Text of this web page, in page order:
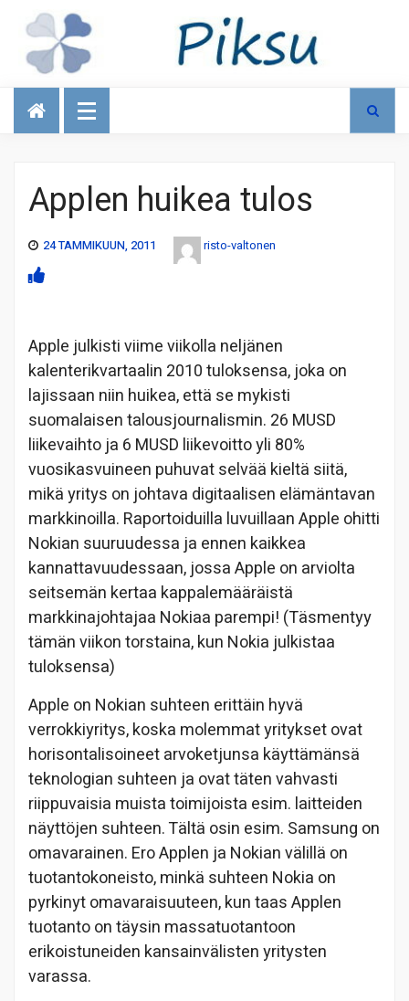
Talous
Applen huikea tulos
24 TAMMIKUUN, 2011 risto-valtonen
Apple julkisti viime viikolla neljänen
kalenterikvartaalin 2010 tuloksensa, joka on
lajissaan niin huikea, että se mykisti
suomalaisen talousjournalismin. 26 MUSD
liikevaihto ja 6 MUSD liikevoitto yli 80%
vuosikasvuineen puhuvat selvää kieltä siitä,
mikä yritys on johtava digitaalisen elämäntavan
markkinoilla. Raportoiduilla luvuillaan Apple ohitti
Nokian suuruudessa ja ennen kaikkea
kannattavuudessaan, jossa Apple on arviolta
seitsemän kertaa kappalemääräistä
markkinajohtajaa Nokiaa parempi! (Täsmentyy
tämän viikon torstaina, kun Nokia julkistaa
tuloksensa)
Apple on Nokian suhteen erittäin hyvä
verrokkiyritys, koska molemmat yritykset ovat
horisontalisoineet arvoketjunsa käyttämänsä
teknologian suhteen ja ovat täten vahvasti
riippuvaisia muista toimijoista esim. laitteiden
näyttöjen suhteen. Tältä osin esim. Samsung on
omavarainen. Ero Applen ja Nokian välillä on
tuotantokoneisto, minkä suhteen Nokia on
pyrkinyt omavaraisuuteen, kun taas Applen
tuotanto on täysin massatuotantoon
erikoistuneiden kansainvälisten yritysten
varassa.